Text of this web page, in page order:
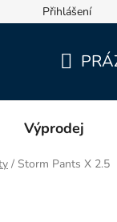
(GPSR)Přihlášení
KOŠÍK
Výprodej
/ Storm Pants X 2.5